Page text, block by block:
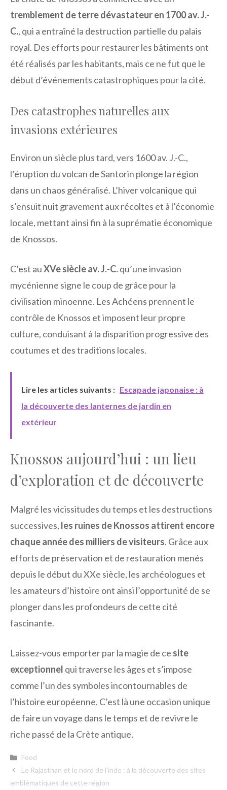
tremblement de terre dévastateur en 1700 av. J.-
C., qui a entraîné la destruction partielle du palais
royal. Des efforts pour restaurer les bâtiments ont
été réalisés par les habitants, mais ce ne fut que le
début d’événements catastrophiques pour la cité.
Des catastrophes naturelles aux
invasions extérieures
Environ un siècle plus tard, vers 1600 av. J.-C.,
l’éruption du volcan de Santorin plonge la région
dans un chaos généralisé. L’hiver volcanique qui
s’ensuit nuit gravement aux récoltes et à l’économie
locale, mettant ainsi fin à la suprématie économique
de Knossos.
C’est auXVe siècle av. J.-C.qu’une invasion
mycénienne signe le coup de grâce pour la
civilisation minoenne. Les Achéens prennent le
contrôle de Knossos et imposent leur propre
culture, conduisant à la disparition progressive des
coutumes et des traditions locales.
Lire les articles suivants : Escapade japonaise : à
la découverte des lanternes de jardin en
extérieur
Knossos aujourd’hui : un lieu
d’exploration et de découverte
Malgré les vicissitudes du temps et les destructions
successives, les ruines de Knossos attirent encore
chaque année des milliers de visiteurs. Grâce aux
efforts de préservation et de restauration menés
depuis le début du XXe siècle, les archéologues et
les amateurs d’histoire ont ainsi l’opportunité de se
plonger dans les profondeurs de cette cité
fascinante.
Laissez-vous emporter par la magie de ce site
exceptionnel qui traverse les âges et s’impose
comme l’un des symboles incontournables de
l’histoire européenne. C’est là une occasion unique
de faire un voyage dans le temps et de revivre le
riche passé de la Crète antique.
Catégories
Food
Le Rajasthan et le nord de l’inde : à la découverte des sites
emblématiques de cette région